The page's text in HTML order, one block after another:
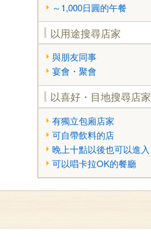
～1,000日圓的午餐
以用途搜尋店家
與朋友同事
宴會・聚會
以喜好・目地搜尋店家
有獨立包廂店家
可自帶飲料的店
晚上十點以後也可以進入
可以唱卡拉OK的餐廳